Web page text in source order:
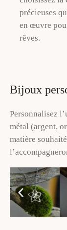
précieuses
en œuvre
rêves.
Bijoux
Personnalisez
métal (argent,
matière